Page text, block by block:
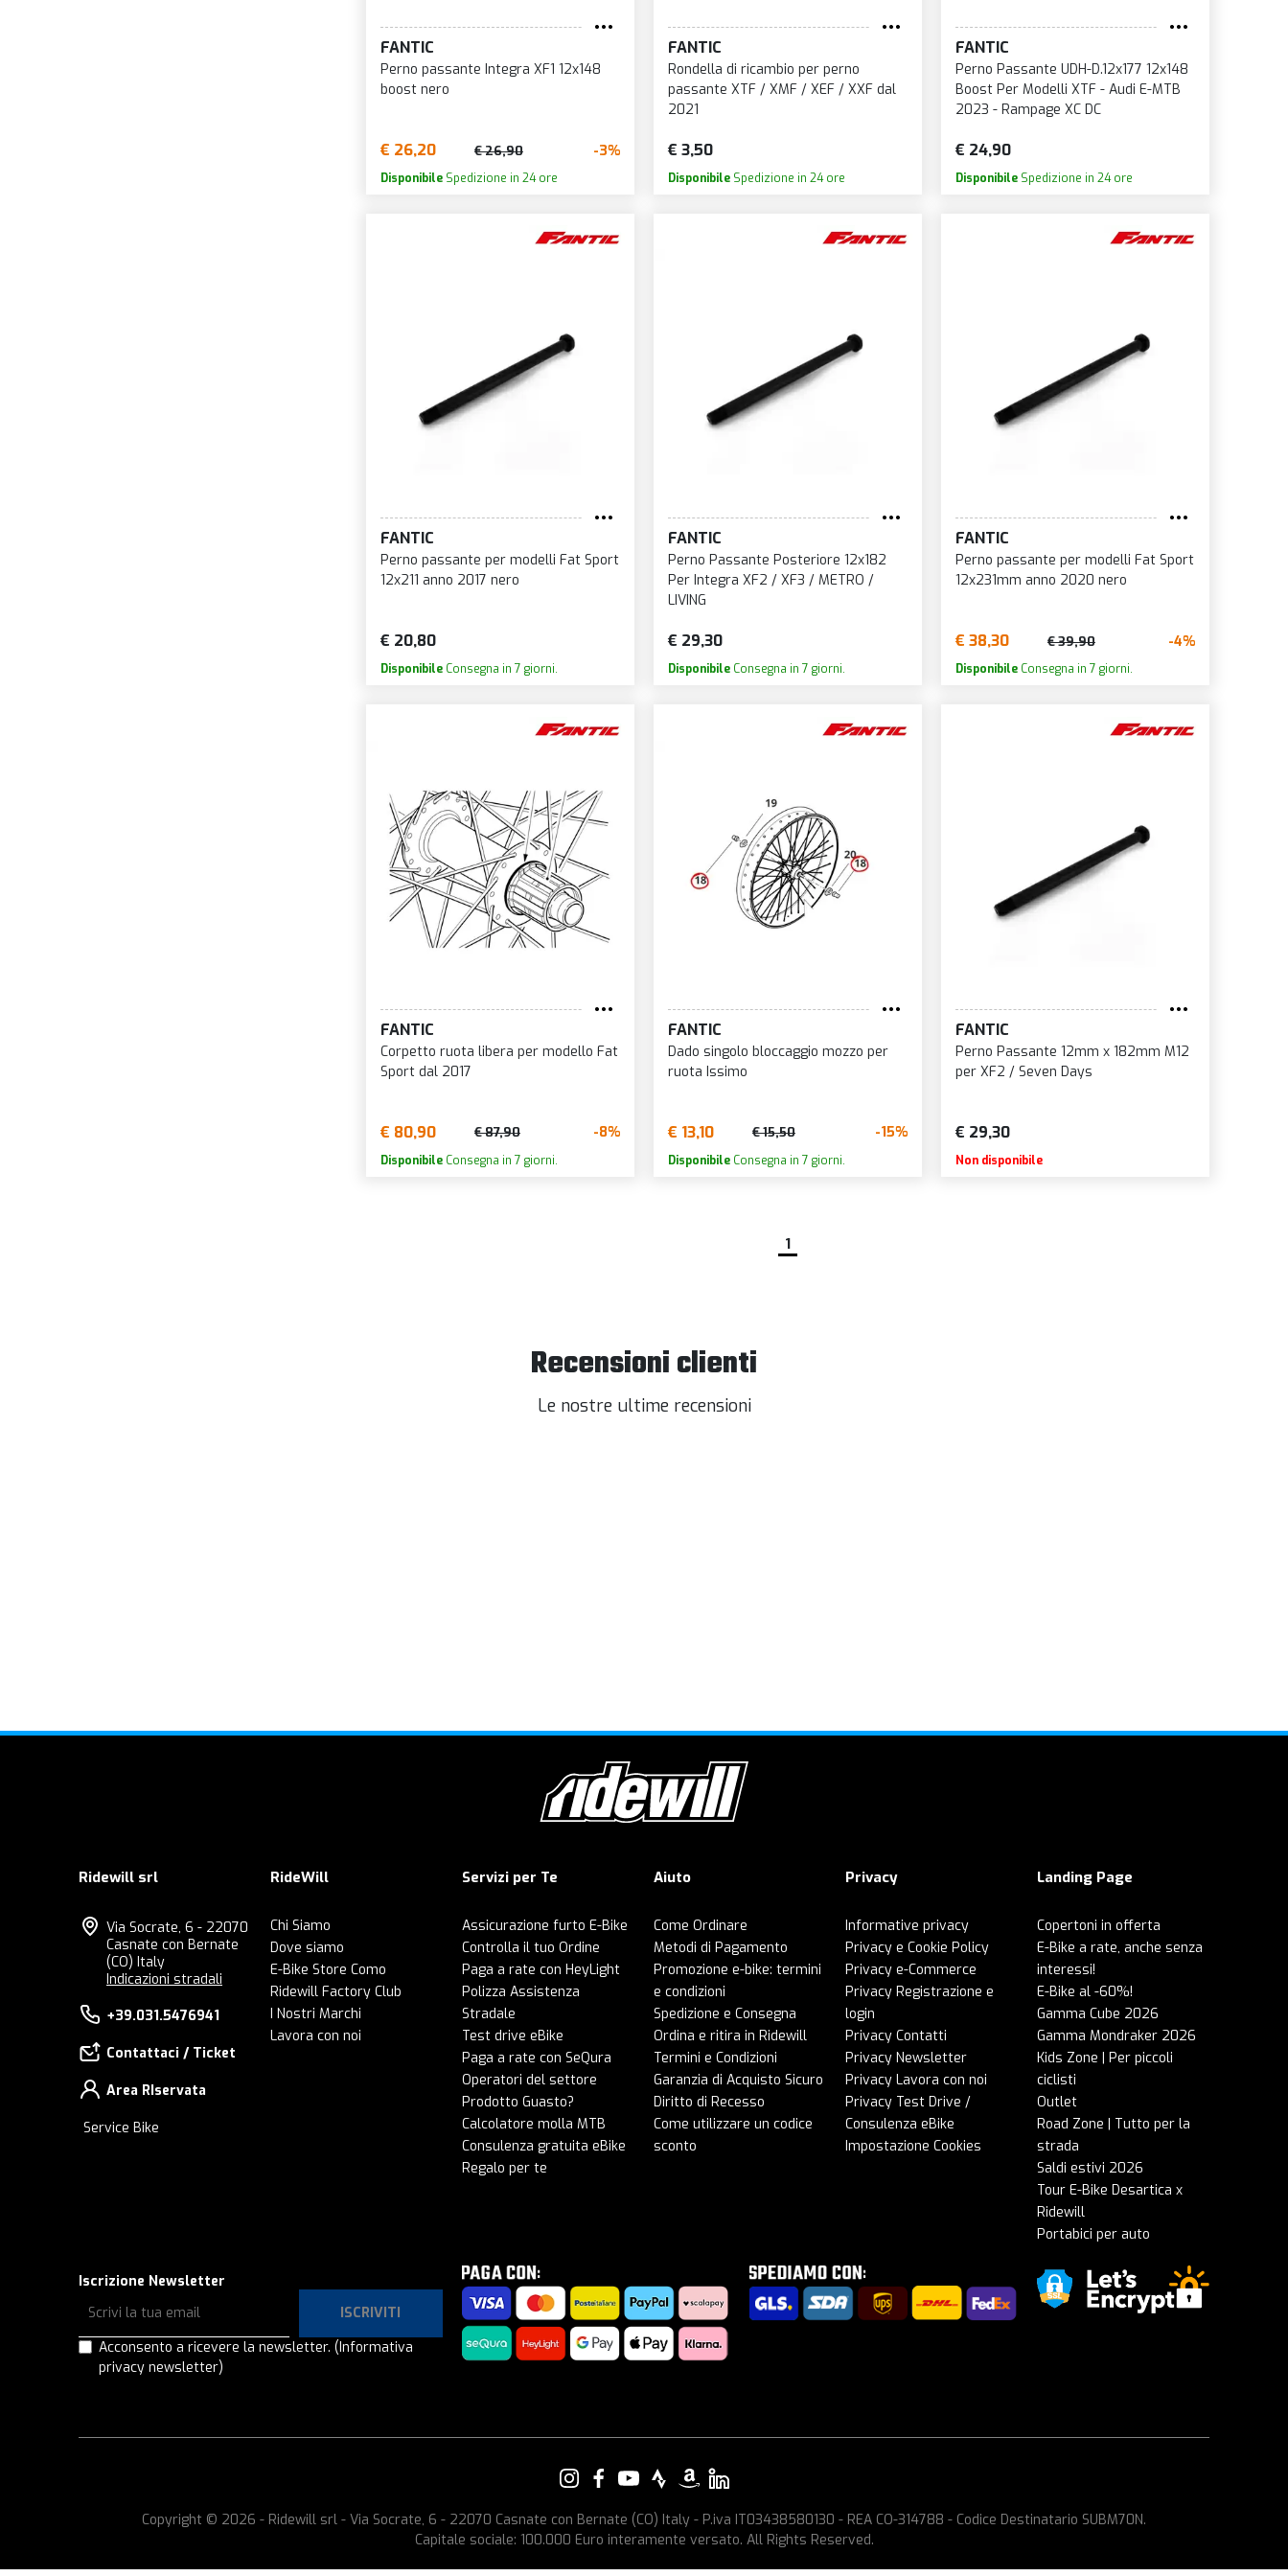
FANTIC
Perno passante Integra XF1 12x148
boost nero
€ 26,20 € 26,90 -3%
Disponibile Spedizione in 24 ore
FANTIC
Rondella di ricambio per perno
passante XTF / XMF / XEF / XXF dal
2021
€ 3,50
DisponibileSpedizione in 24 ore
FANTIC
Perno Passante UDH-D.12x177 12x148
Boost Per Modelli XTF - Audi E-MTB
2023 - Rampage XC DC
€ 24,90
DisponibileSpedizione in 24 ore
FANTIC
Perno passante per modelli Fat Sport
12x211 anno 2017 nero
€ 20,80
Disponibile Consegna in 7 giorni.
FANTIC
Perno Passante Posteriore 12x182
Per Integra XF2 / XF3 / METRO /
LIVING
€ 29,30
DisponibileConsegna in 7 giorni.
FANTIC
Perno passante per modelli Fat Sport
12x231mm anno 2020 nero
€ 38,30 € 39,90 -4%
DisponibileConsegna in 7 giorni.
FANTIC
Corpetto ruota libera per modello Fat
Sport dal 2017
€ 80,90 € 87,90 -8%
Disponibile Consegna in 7 giorni.
FANTIC
Dado singolo bloccaggio mozzo per
ruota Issimo
€ 13,10 € 15,50 -15%
DisponibileConsegna in 7 giorni.
FANTIC
Perno Passante 12mm x 182mm M12
per XF2 / Seven Days
€ 29,30
Non disponibile
1
Recensioni clienti
Le nostre ultime recensioni
Ridewill srl
Via Socrate, 6 - 22070
Casnate con Bernate
(CO) Italy
Indicazioni stradali
+39.031.5476941
Contattaci / Ticket
Area RIservata
Service Bike
RideWill
Chi Siamo
Dove siamo
E-Bike Store Como
Ridewill Factory Club
I Nostri Marchi
Lavora con noi
Servizi per Te
Assicurazione furto E-Bike
Controlla il tuo Ordine
Paga a rate con HeyLight
Polizza Assistenza
Stradale
Test drive eBike
Paga a rate con SeQura
Operatori del settore
Prodotto Guasto?
Calcolatore molla MTB
Consulenza gratuita eBike
Regalo per te
Aiuto
Come Ordinare
Metodi di Pagamento
Promozione e-bike: termini
e condizioni
Spedizione e Consegna
Ordina e ritira in Ridewill
Termini e Condizioni
Garanzia di Acquisto Sicuro
Diritto di Recesso
Come utilizzare un codice
sconto
Privacy
Informative privacy
Privacy e Cookie Policy
Privacy e-Commerce
Privacy Registrazione e
login
Privacy Contatti
Privacy Newsletter
Privacy Lavora con noi
Privacy Test Drive /
Consulenza eBike
Impostazione Cookies
Landing Page
Copertoni in offerta
E-Bike a rate, anche senza
interessi!
E-Bike al -60%!
Gamma Cube 2026
Gamma Mondraker 2026
Kids Zone | Per piccoli
ciclisti
Outlet
Road Zone | Tutto per la
strada
Saldi estivi 2026
Tour E-Bike Desartica x
Ridewill
Portabici per auto
Iscrizione Newsletter
ISCRIVITI
Acconsento a ricevere la newsletter. (Informativa
privacy newsletter)
Copyright © 2026 - Ridewill srl - Via Socrate, 6 - 22070 Casnate con Bernate (CO) Italy - P.iva IT03438580130 - REA CO-314788 - Codice Destinatario SUBM70N.
Capitale sociale: 100.000 Euro interamente versato. All Rights Reserved.